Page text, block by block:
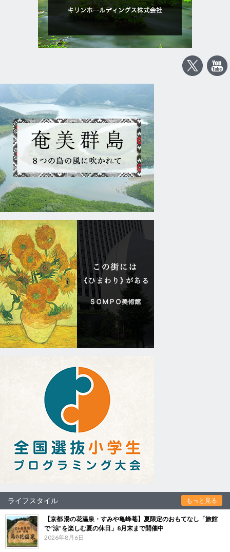
ライフスタイル もっと見る
【京都 湯の花温泉・すみや亀峰菴】夏限定のおもてなし「旅館
で“涼”を楽しむ夏の休日」8月末まで開催中
2026年8月6日